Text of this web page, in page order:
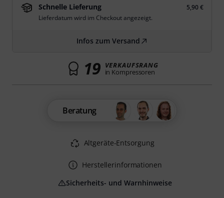
Schnelle Lieferung
5,90 €
Lieferdatum wird im Checkout angezeigt.
Infos zum Versand
19 VERKAUFSRANG
in Kompressoren
Beratung
Altgeräte-Entsorgung
Herstellerinformationen
Sicherheits- und Warnhinweise